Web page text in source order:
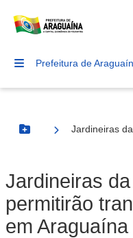
Prefeitura de
Botão Menu
Jardineiras
Jardineiras
permitirão
em Araguaína